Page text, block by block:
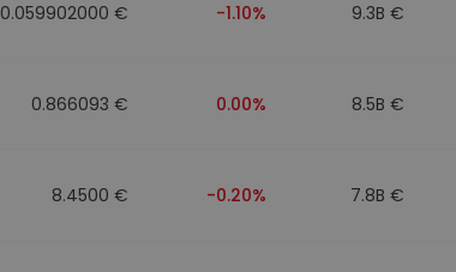
0.059902000 € -1.10% 9.3B €
0.866093 € 0.00% 8.5B €
8.4500 € -0.20% 7.8B €